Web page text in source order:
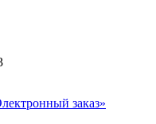
заказ»